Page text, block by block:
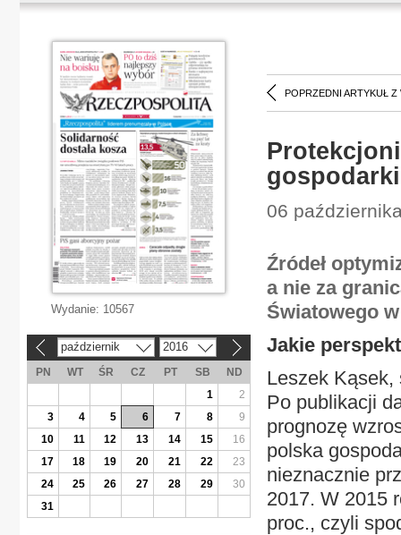
POPRZEDNI ARTYKUŁ Z
gospodarki
06
Źródeł
a nie za
Światowego
Jakie
Leszek
Po publikacji
prognozę
polska
nieznacznie
2017. W 2015
proc., czyli
Wydanie: 10567
październik 2016
PN WT ŚR CZ PT SB
ND
1
2
3
4 5 6 7 8
9
10
11 12 13 14 15
16
17
18 19 20 21 22
23
24
25 26 27 28 29
30
31